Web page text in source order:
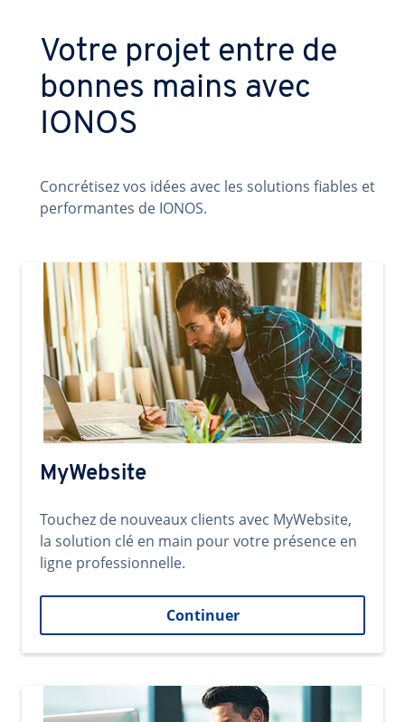
Votre projet entre de
bonnes mains avec
IONOS
Concrétisez vos idées avec les solutions fiables et
performantes de IONOS.
MyWebsite
Touchez de nouveaux clients avec MyWebsite,
la solution clé en main pour votre présence en
ligne professionnelle.
Continuer